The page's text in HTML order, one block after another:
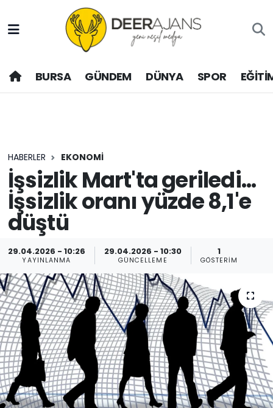
BURSA GÜNDEM DÜNYA SPOR
HABERLER EKONOMİ
İşsizlik Mart'ta geriledi...
İşsizlik oranı yüzde 8,1'e
düştü
29.04.2026 - 10:26
YAYINLANMA
29.04.2026 - 10:30
GÜNCELLEME
1
GÖSTERIM
Hava Durumu
Trafik Durumu
Son Dakika Haberleri
Haber Arşivi